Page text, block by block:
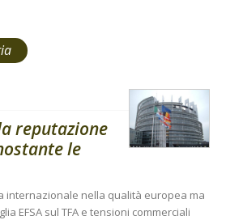
reputazione
le
internazionale nella qualità europea ma
EFSA sul TFA e tensioni commerciali